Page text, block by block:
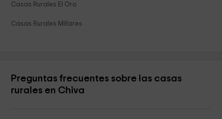
Casas Rurales El Oro
Casas Rurales Millares
Preguntas frecuentes sobre las casas
rurales en Chiva